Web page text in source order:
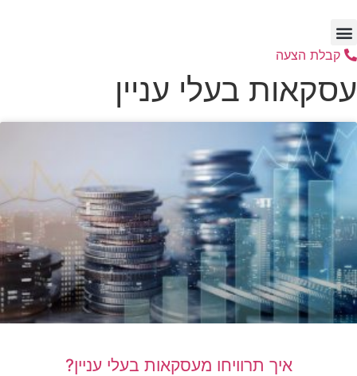
לתוכן
קבלת הצעה
עסקאות בעלי עניין
איך תרוויחו מעסקאות בעלי עניין?